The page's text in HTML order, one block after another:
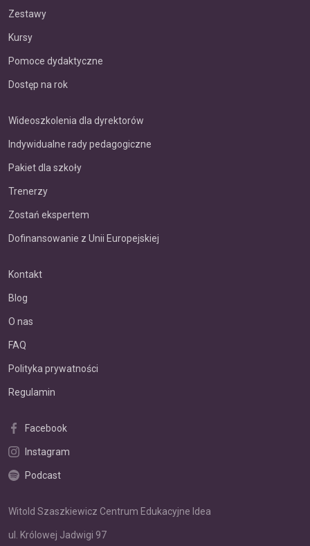
Zestawy
Kursy
Pomoce dydaktyczne
Dostęp na rok
Wideoszkolenia dla dyrektorów
Indywidualne rady pedagogiczne
Pakiet dla szkoły
Trenerzy
Zostań ekspertem
Dofinansowanie z Unii Europejskiej
Kontakt
Blog
O nas
FAQ
Polityka prywatności
Regulamin
Facebook
Instagram
Podcast
Witold Szaszkiewicz Centrum Edukacyjne Idea
ul. Królowej Jadwigi 97